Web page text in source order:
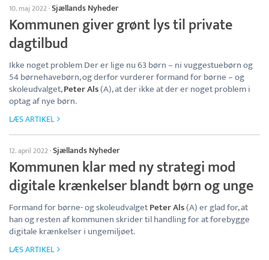
10. maj 2022·Sjællands Nyheder
Kommunen giver grønt lys til private
dagtilbud
Ikke noget problem Der er lige nu 63 børn – ni vuggestuebørn og
54 børnehavebørn, og derfor vurderer formand for børne – og
skoleudvalget,Peter Als(A), at der ikke at der er noget problem i
optag af nye børn.
LÆS ARTIKEL
12. april 2022·Sjællands Nyheder
Kommunen klar med ny strategi mod
digitale krænkelser blandt børn og unge
Formand for børne- og skoleudvalgetPeter Als(A) er glad for, at
han og resten af kommunen skrider til handling for at forebygge
digitale krænkelser i ungemiljøet.
LÆS ARTIKEL